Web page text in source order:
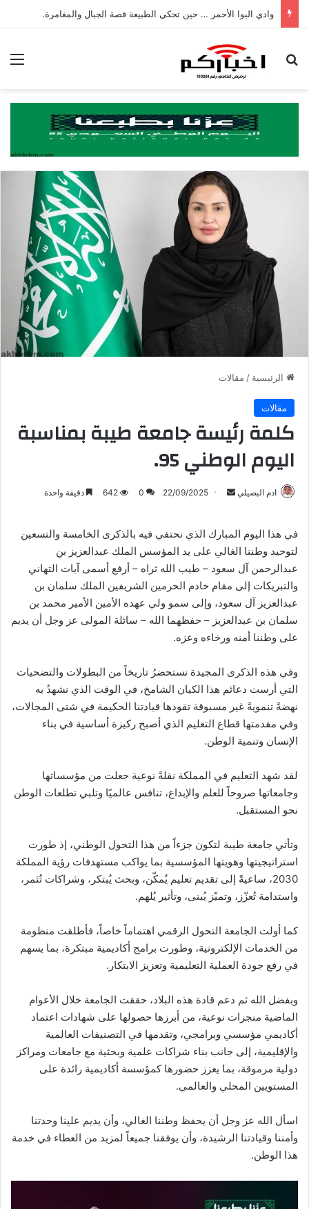
وادي البوا الأحمر … حين تحكي الطبيعة قصة الجبال والمغامرة.
بحث عن
الرئيسية / مقالات
مقالات
كلمة رئيسة جامعة طيبة بمناسبة
اليوم الوطني 95.
ادم البصيلي
أرسل 22/09/2025
0
642 دقيقة واحدة
في هذا اليوم المبارك الذي نحتفي فيه بالذكرى الخامسة والتسعين
لتوحيد وطننا الغالي على يد المؤسس الملك عبدالعزيز بن
عبدالرحمن آل سعود – طيب الله ثراه – أرفع أسمى آيات التهاني
والتبريكات إلى مقام خادم الحرمين الشريفين الملك سلمان بن
عبدالعزيز آل سعود، وإلى سمو ولي عهده الأمين الأمير محمد بن
سلمان بن عبدالعزيز – حفظهما الله – سائلة المولى عز وجل أن يديم
على وطننا أمنه ورخاءه وعزه.
وفي هذه الذكرى المجيدة نستحضرُ تاريخاً من البطولات والتضحيات
التي أرست دعائم هذا الكيان الشامخ، في الوقت الذي نشهدُ به
نهضةً تنمويةً غير مسبوقة تقودها قيادتنا الحكيمة في شتى المجالات،
وفي مقدمتها قطاع التعليم الذي أصبح ركيزة أساسية في بناء
الإنسان وتنمية الوطن.
لقد شهد التعليم في المملكة نقلةً نوعية جعلت من مؤسساتها
وجامعاتها صروحاً للعلم والإبداع، تنافس عالميًا وتلبي تطلعات الوطن
نحو المستقبل.
وتأتي جامعة طيبة لتكون جزءاً من هذا التحول الوطني، إذ طورت
استراتيجيتها وهويتها المؤسسية بما يواكب مستهدفات رؤية المملكة
2030، ساعيةً إلى تقديم تعليم يُمكّن، وبحث يُبتكر، وشراكات تُثمر،
واستدامة تُعزّز، وتميّز يُبنى، وتأثير يُلهم.
كما أولت الجامعة التحول الرقمي اهتماماً خاصاً، فأطلقت منظومة
من الخدمات الإلكترونية، وطورت برامج أكاديمية مبتكرة، بما يسهم
في رفع جودة العملية التعليمية وتعزيز الابتكار.
وبفضل الله ثم دعم قادة هذه البلاد، حققت الجامعة خلال الأعوام
الماضية منجزات نوعية، من أبرزها حصولها على شهادات اعتماد
أكاديمي مؤسسي وبرامجي، وتقدمها في التصنيفات العالمية
والإقليمية، إلى جانب بناء شراكات علمية وبحثية مع جامعات ومراكز
دولية مرموقة، بما يعزز حضورها كمؤسسة أكاديمية رائدة على
المستويين المحلي والعالمي.
اسأل الله عز وجل أن يحفظ وطننا الغالي، وأن يديم علينا وحدتنا
وأمننا وقيادتنا الرشيدة، وأن يوفقنا جميعاً لمزيد من العطاء في خدمة
هذا الوطن.